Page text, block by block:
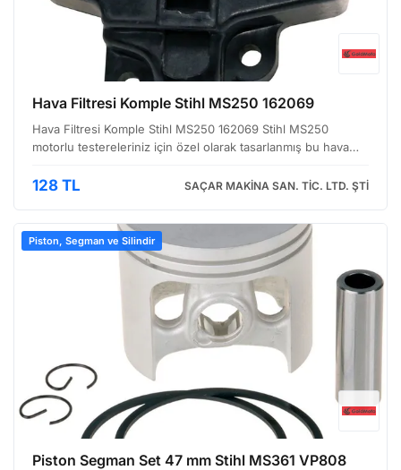
Hava Filtresi Komple Stihl MS250 162069
Hava Filtresi Komple Stihl MS250 162069 Stihl MS250
motorlu testereleriniz için özel olarak tasarlanmış bu hava
ömürlü olması için hayati bir parçadır. Motorunuzun i…
128 TL SAÇAR MAKİNA SAN. TİC. LTD. ŞTİ
Piston, Segman ve Silindir
Piston Segman Set 47 mm Stihl MS361 VP808